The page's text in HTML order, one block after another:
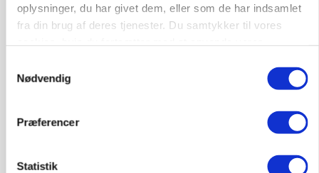
oplysninger, du har givet dem, eller som de har indsamlet
fra din brug af deres tjenester. Du samtykker til vores
Nødvendig
Præferencer
Statistik
PLANTER
Før såmaskinen kører: Her er efterårets største
skadedyrsrisici